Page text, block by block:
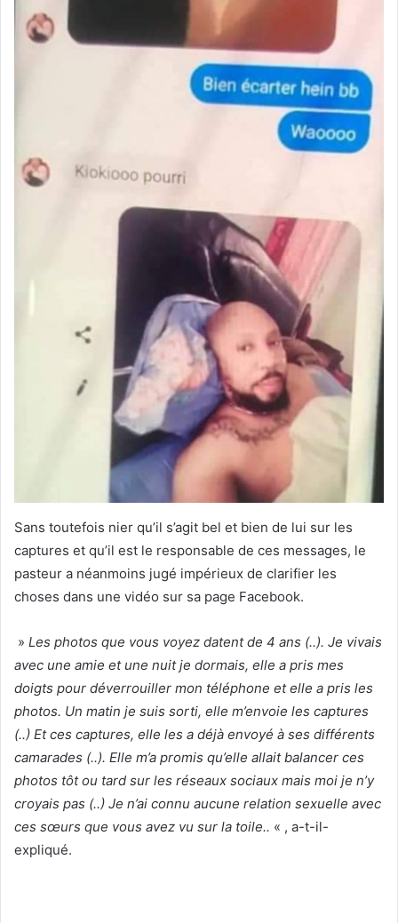
Sans toutefois nier qu’il s’agit bel et bien de lui sur les
captures et qu’il est le responsable de ces messages, le
pasteur a néanmoins jugé impérieux de clarifier les
choses dans une vidéo sur sa page Facebook.
» Les photos que vous voyez datent de 4 ans (..). Je vivais
avec une amie et une nuit je dormais, elle a pris mes
doigts pour déverrouiller mon téléphone et elle a pris les
photos. Un matin je suis sorti, elle m’envoie les captures
(..) Et ces captures, elle les a déjà envoyé à ses différents
camarades (..). Elle m’a promis qu’elle allait balancer ces
photos tôt ou tard sur les réseaux sociaux mais moi je n’y
croyais pas (..) Je n’ai connu aucune relation sexuelle avec
ces sœurs que vous avez vu sur la toile.. « , a-t-il-
expliqué.